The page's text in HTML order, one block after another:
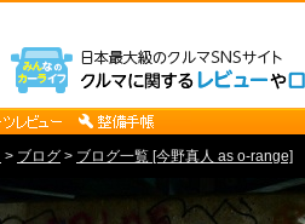
> ブログ > ブログ一覧 [今野真人 as o-range]